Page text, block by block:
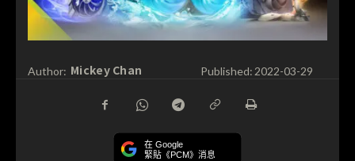
Author: Mickey Chan Published: 2022-03-29
在 Google
緊貼《PCM》消息